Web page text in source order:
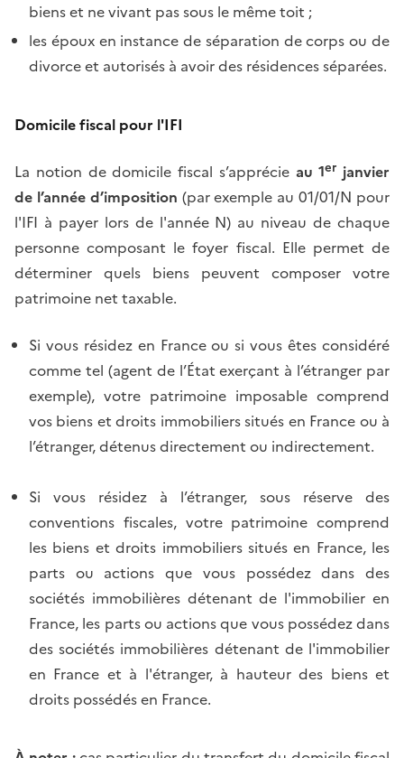
biens et ne vivant pas sous le même toit ;
les époux en instance de séparation de corps ou de
divorce et autorisés à avoir des résidences séparées.
Domicile fiscal pour l'IFI
La notion de domicile fiscal s’apprécie au 1er janvier
de l’année d’imposition (par exemple au 01/01/N pour
l'IFI à payer lors de l'année N) au niveau de chaque
personne composant le foyer fiscal. Elle permet de
déterminer quels biens peuvent composer votre
patrimoine net taxable.
Si vous résidez en France ou si vous êtes considéré
comme tel (agent de l’État exerçant à l’étranger par
exemple), votre patrimoine imposable comprend
vos biens et droits immobiliers situés en France ou à
l’étranger, détenus directement ou indirectement.
Si vous résidez à l’étranger, sous réserve des
conventions fiscales, votre patrimoine comprend
les biens et droits immobiliers situés en France, les
parts ou actions que vous possédez dans des
sociétés immobilières détenant de l'immobilier en
France, les parts ou actions que vous possédez dans
des sociétés immobilières détenant de l'immobilier
en France et à l'étranger, à hauteur des biens et
droits possédés en France.